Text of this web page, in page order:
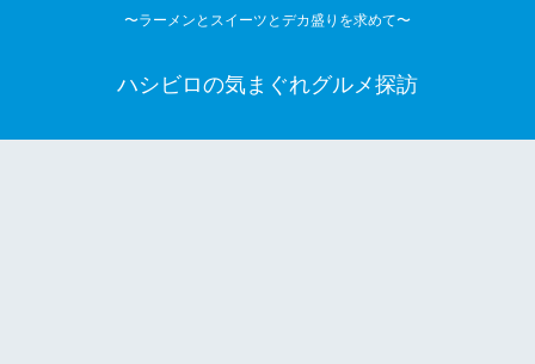
〜ラーメンとスイーツとデカ盛りを求めて〜
ハシビロの気まぐれグルメ探訪